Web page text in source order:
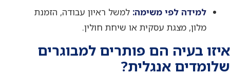
למידה לפי משימה: למשל ראיון עבודה, הזמנת
מלון, מצגת עסקית או שיחת חולין.
איזו בעיה הם פותרים למבוגרים
שלומדים אנגלית?